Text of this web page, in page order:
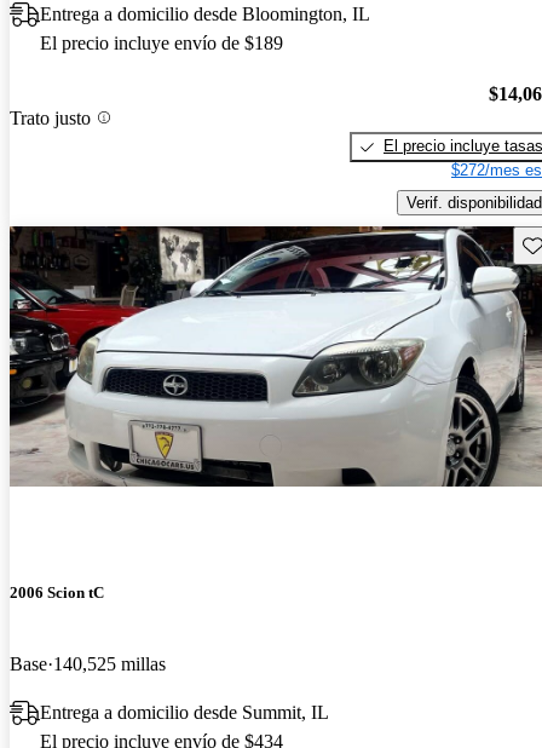
Entrega a domicilio desde Bloomington, IL
El precio incluye envío de $189
Trato justo
El precio incluye tasas
$272/mes
Verif. disponibilidad
2006 Scion tC
Base 140,525 millas
Entrega a domicilio desde Summit, IL
El precio incluye envío de $434